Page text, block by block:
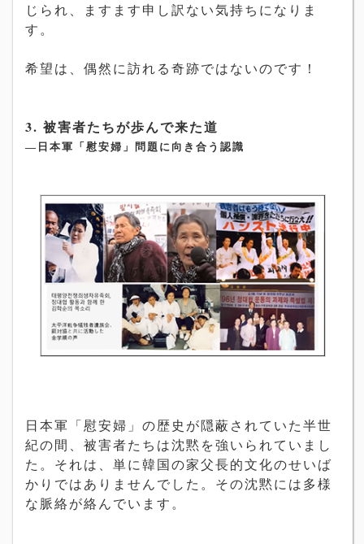
じられ、ますます申し訳ない気持ちになりま
す。
希望は、偶然に訪れる奇跡ではないのです！
3. 被害者たちが歩んで来た道
―日本軍「慰安婦」問題に向き合う認識
日本軍「慰安婦」の歴史が隠蔽されていた半世
紀の間、被害者たちは沈黙を強いられていまし
た。それは、単に韓国の家父長的文化のせいば
かりではありませんでした。その沈黙には多様
な脈絡が絡んでいます。